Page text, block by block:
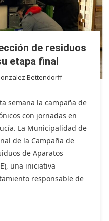
de residuos
etapa final
Bettendorff
semana la campaña de
con jornadas en
La Municipalidad de
de la Campaña de
de Aparatos
una iniciativa
responsable de